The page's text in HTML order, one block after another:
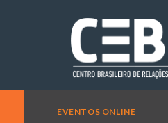
EVENTOS ONLINE